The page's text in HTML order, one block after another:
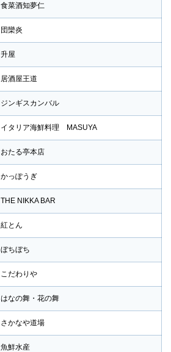
食菜酒知夢仁
団欒炎
升屋
居酒屋王道
ジンギスカンバル
イタリア海鮮料理 MASUYA
おたる亭本店
かっぽうぎ
THE NIKKA BAR
紅とん
ぼちぼち
こだわりや
はなの舞・花の舞
さかなや道場
魚鮮水産